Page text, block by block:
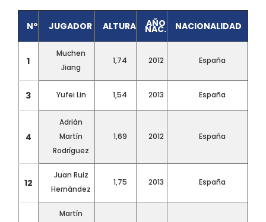
Nº JUGADOR ALTURA AÑO
NAC. NACIONALIDAD
1
Muchen
Jiang
1,74 2012 España
3 Yufei Lin 1,54 2013 España
4
Adrián
Martín
Rodríguez
1,69 2012 España
12
Juan Ruiz
Hernández
1,75 2013 España
Martín